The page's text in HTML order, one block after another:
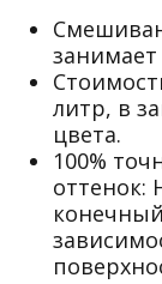
литр, в
цвета.
100%
оттенок: